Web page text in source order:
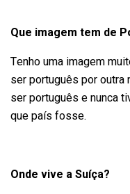
Que imagem tem de
Tenho uma imagem
ser português por outra
ser português e nunca
que país fosse.
Onde vive a Suíça?